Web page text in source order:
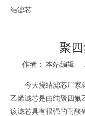
结滤芯
聚
作者： 本站编辑
今天烧结滤芯厂家就
乙烯滤芯是由纯聚四氟
该滤芯具有很强的耐酸